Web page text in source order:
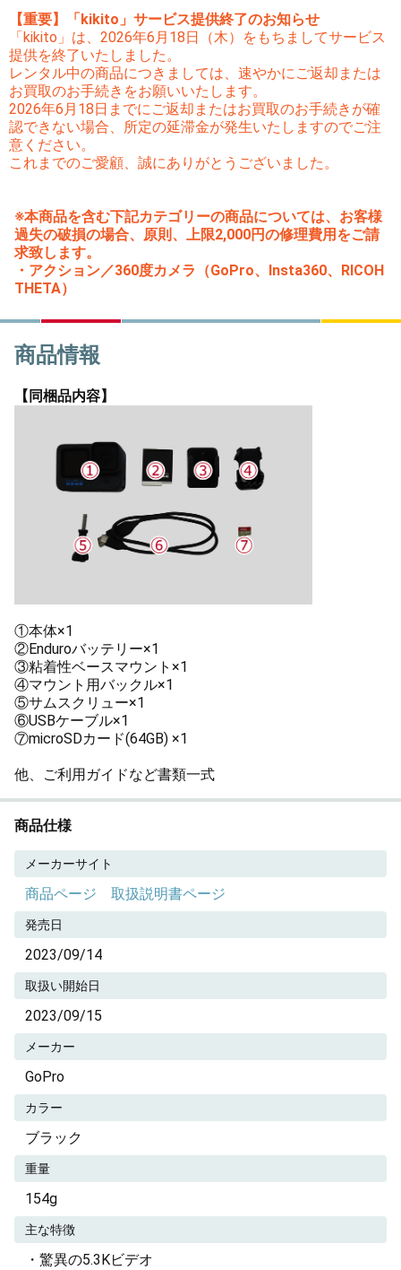
【重要】「kikito」サービス提供終了のお知らせ
「kikito」は、2026年6月18日（木）をもちましてサービス
提供を終了いたしました。
レンタル中の商品につきましては、速やかにご返却または
お買取のお手続きをお願いいたします。
2026年6月18日までにご返却またはお買取のお手続きが確
認できない場合、所定の延滞金が発生いたしますのでご注
意ください。
これまでのご愛顧、誠にありがとうございました。
※本商品を含む下記カテゴリーの商品については、お客様
過失の破損の場合、原則、上限2,000円の修理費用をご請
求致します。
・アクション／360度カメラ（GoPro、Insta360、RICOH
THETA）
商品情報
【同梱品内容】
①本体×1
②Enduroバッテリー×1
③粘着性ベースマウント×1
④マウント用バックル×1
⑤サムスクリュー×1
⑥USBケーブル×1
⑦microSDカード(64GB) ×1
他、ご利用ガイドなど書類一式
商品仕様
メーカーサイト
商品ページ 取扱説明書ページ
発売日
2023/09/14
取扱い開始日
2023/09/15
メーカー
GoPro
カラー
ブラック
重量
154g
主な特徴
・驚異の5.3Kビデオ